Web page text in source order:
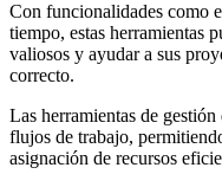
Con funcionalidades como
tiempo, estas herramientas
valiosos y ayudar a sus
correcto.
Las herramientas de
flujos de trabajo,
asignación de recursos